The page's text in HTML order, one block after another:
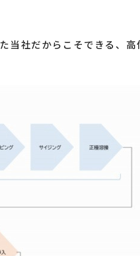
当社だからこそできる、高